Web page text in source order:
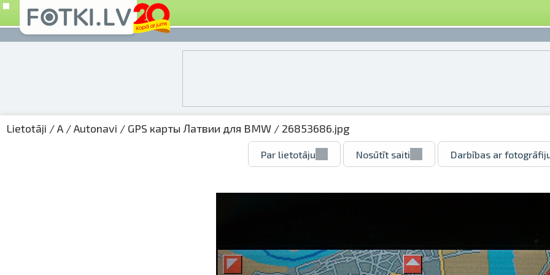
Lietotāji /A /Autonavi / GPS карты Латвии для BMW / 26853686.jpg
Par lietotāju Nosūtīt saiti Darbības ar